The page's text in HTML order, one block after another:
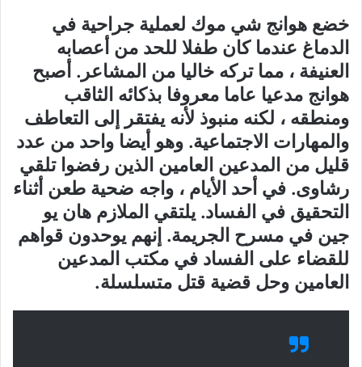
خضع هوانج شي موك لعملية جراحية في
الدماغ عندما كان طفلا للحد من أعصابه
العنيفة ، مما تركه خاليا من المشاعر. أصبح
هوانج مدعيا عاما معروفا بذكائه الثاقب
ومنطقه ، لكنه منبوذ لأنه يفتقر إلى التعاطف
والمهارات الاجتماعية. وهو أيضا واحد من عدد
قليل من المدعين العامين الذين رفضوا تلقي
رشاوى. في أحد الأيام ، واجه ضحية طعن أثناء
التحقيق في الفساد. يلتقي الملازم هان يو
جين في مسرح الجريمة. إنهم يوحدون قواهم
للقضاء على الفساد في مكتب المدعين
العامين وحل قضية قتل متسلسلة.